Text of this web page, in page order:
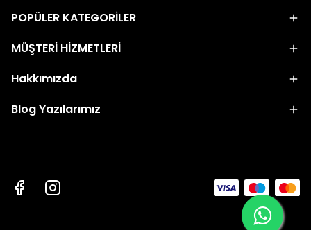
POPÜLER KATEGORİLER
MÜŞTERİ HİZMETLERİ
Hakkımızda
Blog Yazılarımız